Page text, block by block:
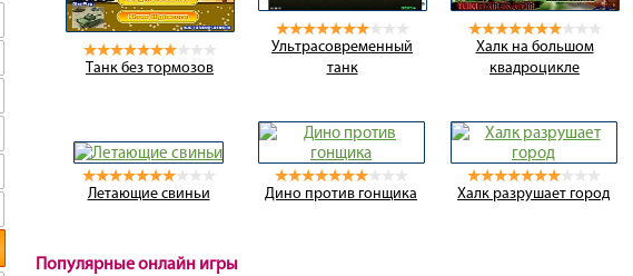
Танк без тормозов
Ультрасовременный
танк
Халк на большом
квадроцикле
Летающие свиньи Дино против гонщика Халк разрушает город
Популярные онлайн игры